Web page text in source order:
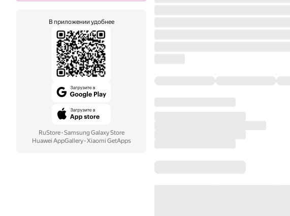
В приложении удобнее
RuStore· Samsung Galaxy Store
Huawei AppGallery· Xiaomi GetApps